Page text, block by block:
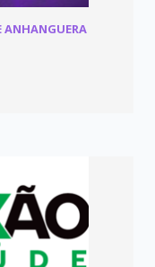
ANHANGUERA